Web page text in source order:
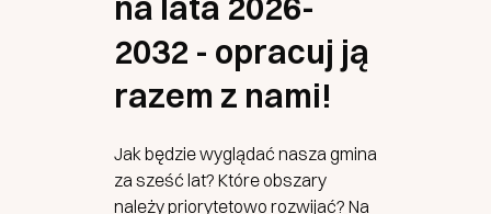
na lata 2026-
2032 - opracuj ją
razem z nami!
Jak będzie wyglądać nasza gmina
za sześć lat? Które obszary
należy priorytetowo rozwijać? Na